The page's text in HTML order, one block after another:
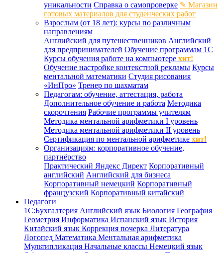
уникальности Справка о самопроверке ✎ Магазин
готовых материалов для студенческих работ
Взрослым (от 18 лет): курсы по различным
направлениям
Английский для путешественников Английский
для предпринимателей Обучение программам 1С
Курсы обучения работе на компьютере хит!
Обучение настройке контекстной рекламы Курсы
ментальной математики Студия рисования
«ИнПро» Тренер по шахматам
Педагогам: обучение, аттестация, работа
Дополнительное обучение и работа Методика
скорочтения Рабочие программы учителям
Методика ментальной арифметики I уровень
Методика ментальной арифметики II уровень
Сертификация по ментальной арифметике хит!
Организациям: корпоративное обучение,
партнёрство
Практический Яндекс Директ Корпоративный
английский Английский для бизнеса
Корпоративный немецкий Корпоративный
французский Корпоративный китайский
Педагоги
1С:Бухгалтерия Английский язык Биология География
Геометрия Информатика Испанский язык История
Китайский язык Коррекция почерка Литература
Логопед Математика Ментальная арифметика
Мультипликация Начальные классы Немецкий язык